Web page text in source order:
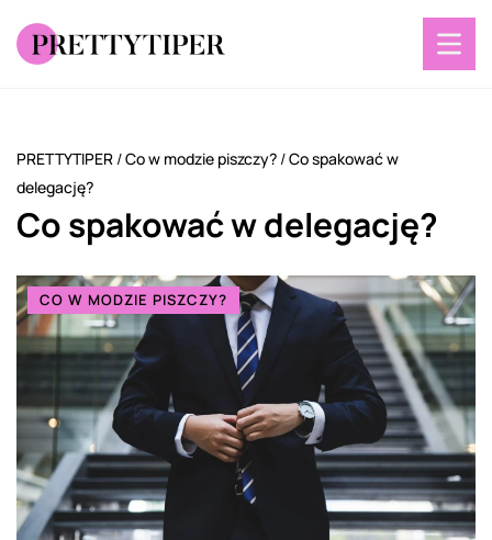
PRETTYTIPER /Co w modzie piszczy? /Co spakować w
delegację?
Co spakować w delegację?
CO W MODZIE PISZCZY?